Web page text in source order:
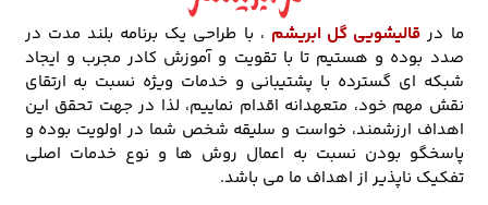
ما در قالیشویی گل ابریشم ، با طراحی یک برنامه بلند مدت در
صدد بوده و هستیم تا با تقویت و آموزش کادر مجرب و ایجاد
شبکه ای گسترده با پشتیبانی و خدمات ویژه نسبت به ارتقای
نقش مهم خود، متعهدانه اقدام نماییم، لذا در جهت تحقق این
اهداف ارزشمند، خواست و سلیقه شخص شما در اولویت بوده و
پاسخگو بودن نسبت به اعمال روش ها و نوع خدمات اصلی
تفکیک ناپذیر از اهداف ما می باشد.